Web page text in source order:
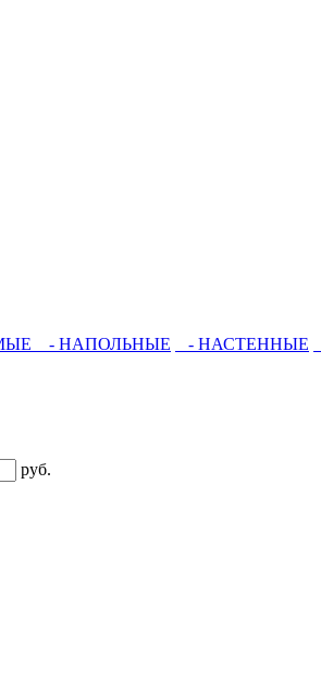
- НАПОЛЬНЫЕ - НАСТЕННЫЕ
руб.